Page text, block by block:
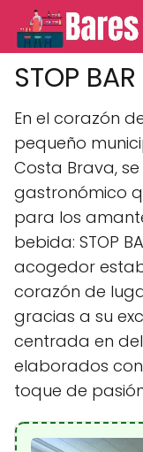
STOP
En el corazón
pequeño
Costa Brava,
gastronómico
para los
bebida: STOP
acogedor
corazón de
gracias a su
centrada en
elaborados
toque de